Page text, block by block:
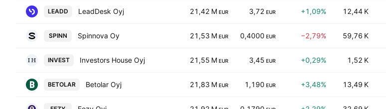
LEADD LeadDesk Oyj 21,42 M EUR 3,72 EUR +1,09% 12,44 K
SPINN Spinnova Oy 21,53 M EUR 0,4000 EUR −2,79% 59,76 K
INVEST Investors House Oyj 21,55 M EUR 3,45 EUR +0,29% 1,52 K
BETOLAR Betolar Oyj 21,83 M EUR 1,190 EUR +3,48% 13,49 K